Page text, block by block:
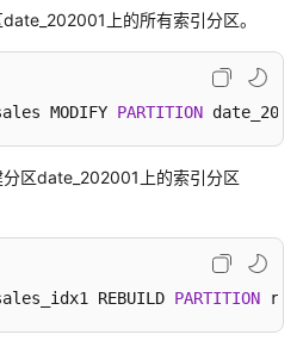
上的所有索引分区。
MODIFY PARTITION
区date_202001上的索引分区
REBUILD PARTITION